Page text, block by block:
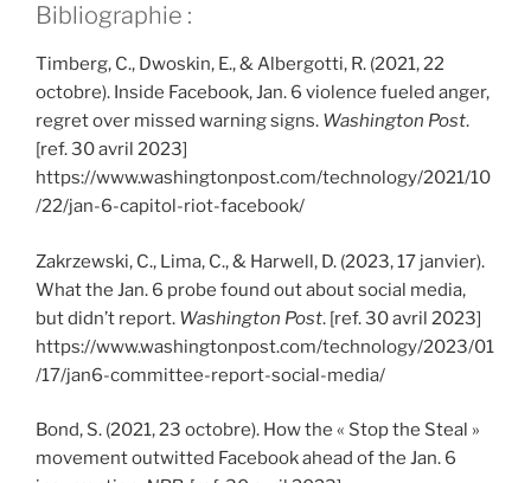
Bibliographie :
Timberg, C., Dwoskin, E., & Albergotti, R. (2021, 22
octobre). Inside Facebook, Jan. 6 violence fueled anger,
regret over missed warning signs. Washington Post.
[ref. 30 avril 2023]
https://www.washingtonpost.com/technology/2021/10
/22/jan-6-capitol-riot-facebook/
Zakrzewski, C., Lima, C., & Harwell, D. (2023, 17 janvier).
What the Jan. 6 probe found out about social media,
but didn’t report. Washington Post. [ref. 30 avril 2023]
https://www.washingtonpost.com/technology/2023/01
/17/jan6-committee-report-social-media/
Bond, S. (2021, 23 octobre). How the « Stop the Steal »
movement outwitted Facebook ahead of the Jan. 6